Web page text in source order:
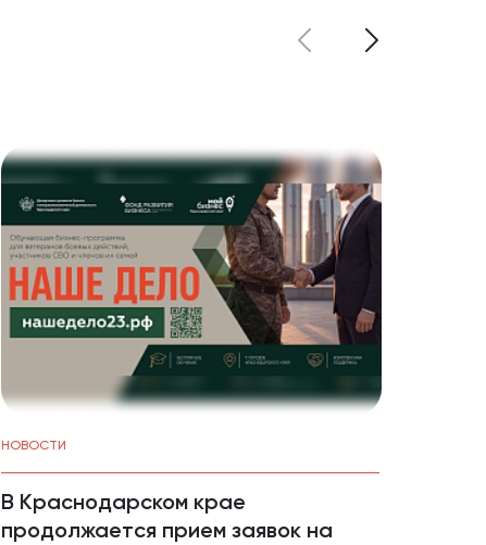
НОВОСТИ
В Краснодарском крае
продолжается прием заявок на